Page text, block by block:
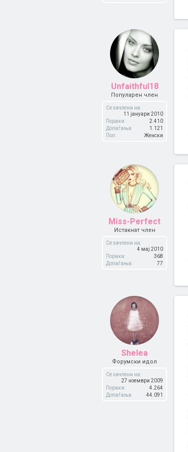
Unfaithful18
Популарен член
Се зачлени на:
11 јануари 2010
Пораки:
2.410
Допаѓања:
1.121
Пол:
Женски
Miss-Perfect
Истакнат член
Се зачлени на:
4 мај 2010
Пораки:
368
Допаѓања:
77
Shelea
Форумски идол
Се зачлени на:
27 ноември 2009
Пораки:
4.264
Допаѓања:
44.091